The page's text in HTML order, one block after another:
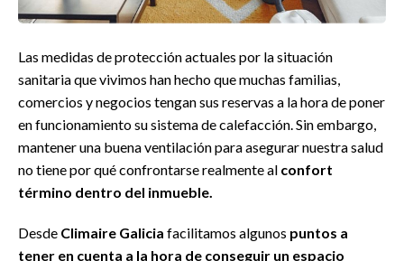
Las medidas de protección actuales por la situación
sanitaria que vivimos han hecho que muchas familias,
comercios y negocios tengan sus reservas a la hora de poner
en funcionamiento su sistema de calefacción. Sin embargo,
mantener una buena ventilación para asegurar nuestra salud
no tiene por qué confrontarse realmente al confort
término dentro del inmueble.
Desde Climaire Galicia facilitamos algunos puntos a
tener en cuenta a la hora de conseguir un espacio